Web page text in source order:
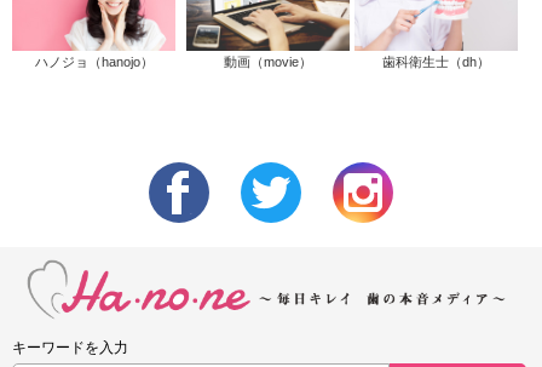
ハノジョ（hanojo） 動画（movie） 歯科衛生士（dh）
キーワードを入力